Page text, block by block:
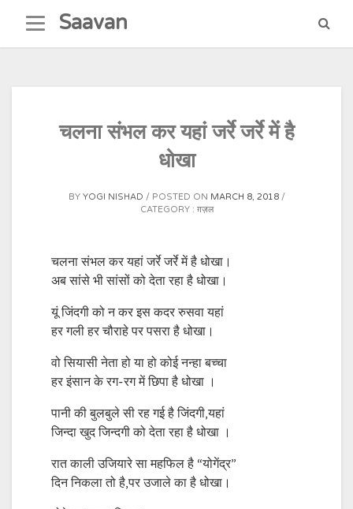
content
Saavan
चलना संभल कर यहां जर्रे जर्रे में है
धोखा
BY YOGI NISHAD POSTED ON MARCH 8, 2018
CATEGORY : ग़ज़ल
चलना संभल कर यहां जर्रे जर्रे में है धोखा।
अब सांसे भी सांसों को देता रहा है धोखा।
यूं जिंदगी को न कर इस कदर रुसवा यहां
हर गली हर चौराहे पर पसरा है धोखा।
वो सियासी नेता हो या हो कोई नन्हा बच्चा
हर इंसान के रग-रग में छिपा है धोखा ।
पानी की बुलबुले सी रह गई है जिंदगी,यहां
जिन्दा खुद जिन्दगी को देता रहा है धोखा ।
रात काली उजियारे सा महफिल है “योगेंद्र”
दिन निकला तो है,पर उजाले का है धोखा।